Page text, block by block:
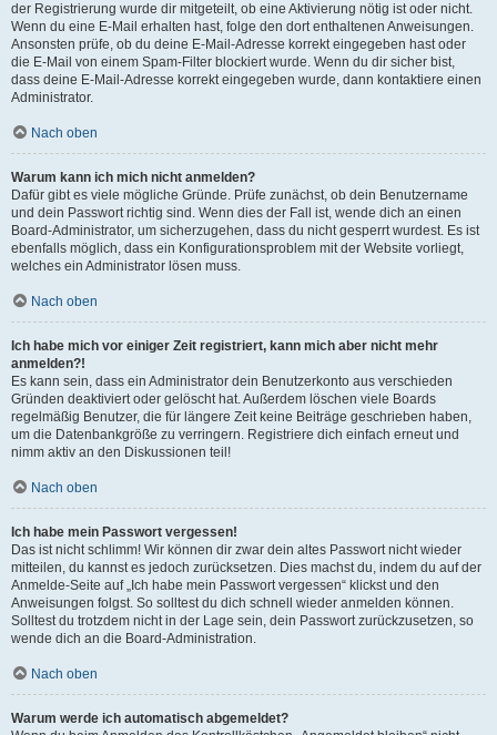
der Registrierung wurde dir mitgeteilt, ob eine Aktivierung nötig ist oder nicht.
Wenn du eine E-Mail erhalten hast, folge den dort enthaltenen Anweisungen.
Ansonsten prüfe, ob du deine E-Mail-Adresse korrekt eingegeben hast oder
die E-Mail von einem Spam-Filter blockiert wurde. Wenn du dir sicher bist,
dass deine E-Mail-Adresse korrekt eingegeben wurde, dann kontaktiere einen
Administrator.
Nach oben
Warum kann ich mich nicht anmelden?
Dafür gibt es viele mögliche Gründe. Prüfe zunächst, ob dein Benutzername
und dein Passwort richtig sind. Wenn dies der Fall ist, wende dich an einen
Board-Administrator, um sicherzugehen, dass du nicht gesperrt wurdest. Es ist
ebenfalls möglich, dass ein Konfigurationsproblem mit der Website vorliegt,
welches ein Administrator lösen muss.
Nach oben
Ich habe mich vor einiger Zeit registriert, kann mich aber nicht mehr
anmelden?!
Es kann sein, dass ein Administrator dein Benutzerkonto aus verschieden
Gründen deaktiviert oder gelöscht hat. Außerdem löschen viele Boards
regelmäßig Benutzer, die für längere Zeit keine Beiträge geschrieben haben,
um die Datenbankgröße zu verringern. Registriere dich einfach erneut und
nimm aktiv an den Diskussionen teil!
Nach oben
Ich habe mein Passwort vergessen!
Das ist nicht schlimm! Wir können dir zwar dein altes Passwort nicht wieder
mitteilen, du kannst es jedoch zurücksetzen. Dies machst du, indem du auf der
Anmelde-Seite auf „Ich habe mein Passwort vergessen“ klickst und den
Anweisungen folgst. So solltest du dich schnell wieder anmelden können.
Solltest du trotzdem nicht in der Lage sein, dein Passwort zurückzusetzen, so
wende dich an die Board-Administration.
Nach oben
Warum werde ich automatisch abgemeldet?